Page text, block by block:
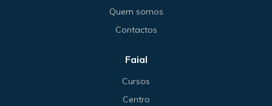
Quem somos
Contactos
Faial
Cursos
Centro